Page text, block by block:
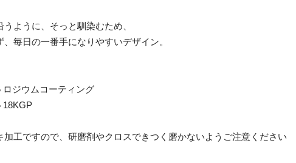
ように、そっと馴染むため、
毎日の一番手になりやすいデザイン。
ロジウムコーティング
18KGP
工ですので、研磨剤やクロスできつく磨かないようご注意ください